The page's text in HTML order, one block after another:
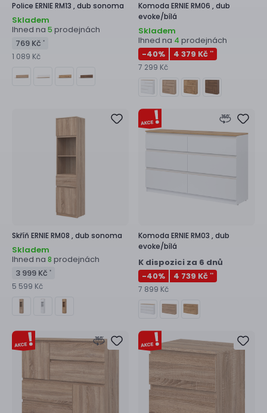
Police ERNIE RM13 ,dub sonoma
Skladem
Ihned na 5 prodejnách
769 Kč *
1 089 Kč
Komoda ERNIE RM06 ,dub
evoke/bílá
Skladem
Ihned na 4 prodejnách
-40% 4 379 Kč **
7 299 Kč
Skříň ERNIE RM08 ,dub sonoma
Skladem
Ihned na 8 prodejnách
3 999 Kč *
5 599 Kč
Komoda ERNIE RM03 ,dub
evoke/bílá
K dispozici za 6 dnů
-40% 4 739 Kč **
7 899 Kč